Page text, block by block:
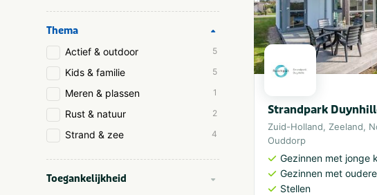
Thema
Actief & outdoor 5
Kids & familie 5
Meren & plassen 1
Rust & natuur 2
Strand & zee 4
Toegankelijkheid
Strandpark
Zuid-Holland, Zeeland,
Ouddorp
Gezinnen met jonge
Gezinnen met
Stellen